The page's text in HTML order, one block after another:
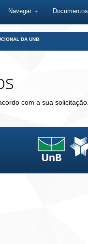
Navegar Documentos
DA UNB
com a sua solicitação.